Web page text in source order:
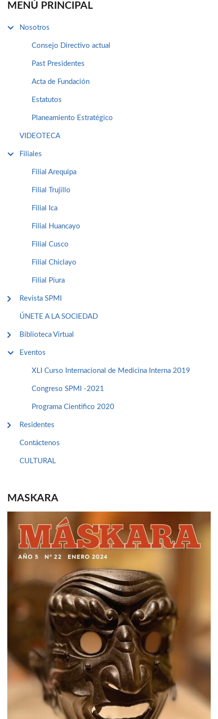
MENÚ PRINCIPAL
Nosotros
Consejo Directivo actual
Past Presidentes
Acta de Fundación
Estatutos
Planeamiento Estratégico
VIDEOTECA
Filiales
Filial Arequipa
Filial Trujillo
Filial Ica
Filial Huancayo
Filial Cusco
Filial Chiclayo
Filial Piura
Revista SPMI
ÚNETE A LA SOCIEDAD
Biblioteca Virtual
Eventos
XLI Curso Internacional de Medicina Interna 2019
Congreso SPMI -2021
Programa Cientifico 2020
Residentes
Contáctenos
CULTURAL
MASKARA